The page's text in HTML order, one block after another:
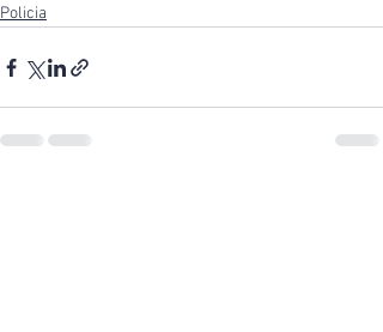
Policia